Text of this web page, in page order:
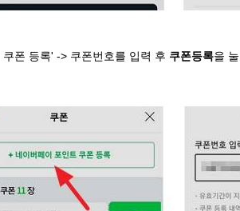
폰 등록' -> 쿠폰번호를 입력 후 쿠폰등록을